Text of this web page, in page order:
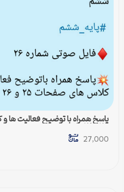
پاسخ همراه با توضیح فعالیت ها
۲۵ و ۲۶ ریاضی ششم
27,000